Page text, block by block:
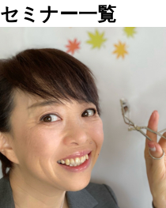
セミナー一覧